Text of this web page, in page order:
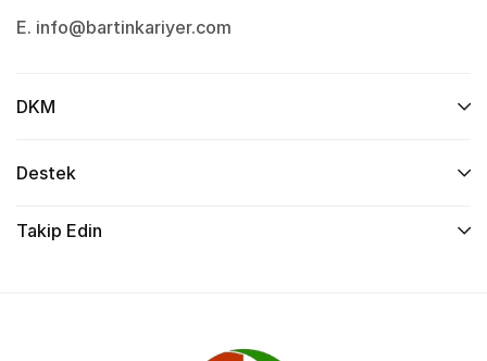
E. info@bartinkariyer.com
DKM
Destek
Takip Edin